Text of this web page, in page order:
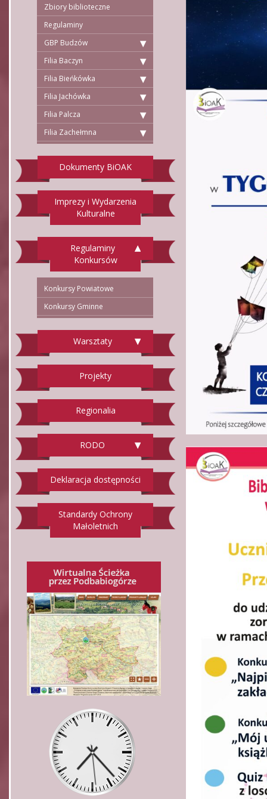
Zbiory biblioteczne
Regulaminy
GBP Budzów
Filia Baczyn
Filia Bieńkówka
Filia Jachówka
Filia Palcza
Filia Zachełmna
Dokumenty BiOAK
Imprezy i Wydarzenia
Kulturalne
Regulaminy
Konkursów
Konkursy Powiatowe
Konkursy Gminne
Warsztaty
Projekty
Regionalia
RODO
Deklaracja dostępności
Standardy Ochrony
Małoletnich